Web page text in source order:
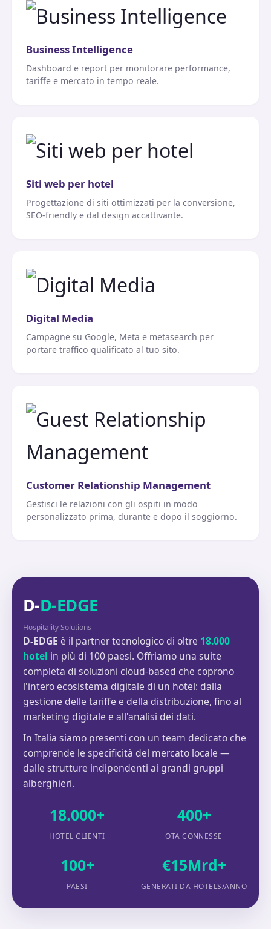
Business Intelligence
Dashboard e report per monitorare performance,
tariffe e mercato in tempo reale.
Siti web per hotel
Progettazione di siti ottimizzati per la conversione,
SEO-friendly e dal design accattivante.
Digital Media
Campagne su Google, Meta e metasearch per
portare traffico qualificato al tuo sito.
Customer Relationship Management
Gestisci le relazioni con gli ospiti in modo
personalizzato prima, durante e dopo il soggiorno.
D-D-EDGE
Hospitality Solutions
D-EDGE è il partner tecnologico di oltre 18.000
hotel in più di 100 paesi. Offriamo una suite
completa di soluzioni cloud-based che coprono
l'intero ecosistema digitale di un hotel: dalla
gestione delle tariffe e della distribuzione, fino al
marketing digitale e all'analisi dei dati.
In Italia siamo presenti con un team dedicato che
comprende le specificità del mercato locale —
dalle strutture indipendenti ai grandi gruppi
alberghieri.
18.000+
HOTEL CLIENTI
400+
OTA CONNESSE
100+
PAESI
€15Mrd+
GENERATI DA HOTELS/ANNO